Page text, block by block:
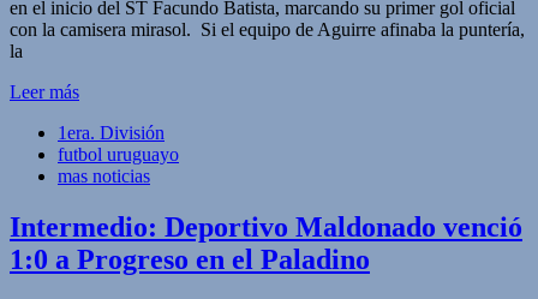
en el inicio del ST Facundo Batista, marcando su primer gol oficial
con la camisera mirasol. Si el equipo de Aguirre afinaba la puntería,
la
Leer más
1era. División
futbol uruguayo
mas noticias
Intermedio: Deportivo Maldonado venció
1:0 a Progreso en el Paladino